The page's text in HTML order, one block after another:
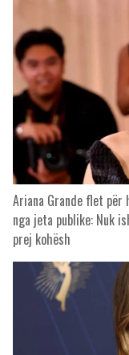
Ariana Grande flet për
nga jeta publike: Nuk
prej kohësh